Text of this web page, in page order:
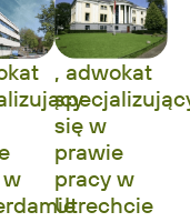
, adwokat
się w
prawie
pracy w
Utrechcie